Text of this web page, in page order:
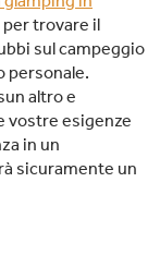
trovare il
sul campeggio
personale.
altro e
vostre esigenze
in un
sicuramente un